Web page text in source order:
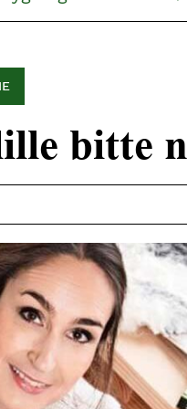
bitte